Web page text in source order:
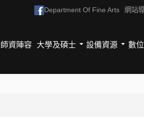
Department Of Fine Arts 網站
師資陣容 大學及碩士 設備資源 數